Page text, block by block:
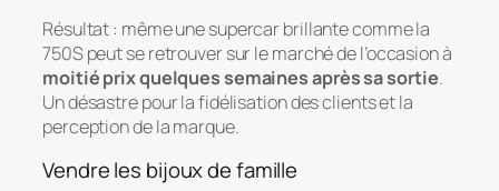
Résultat : même une supercar brillante comme la
750S peut se retrouver sur le marché de l’occasion à
moitié prix quelques semaines après sa sortie.
Un désastre pour la fidélisation des clients et la
perception de la marque.
Vendre les bijoux de famille